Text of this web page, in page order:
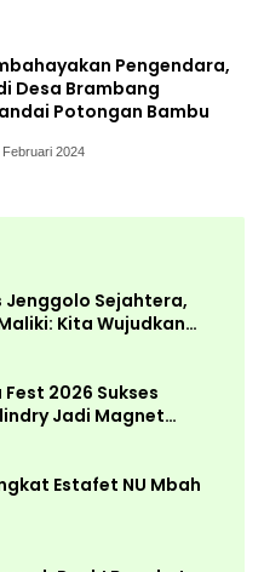
Pengendara,
Desa Brambang
Potongan Bambu
Februari 2024
Jenggolo Sejahtera,
Kita Wujudkan
dengan Potensi
2026 Sukses
Jadi Magnet
Estafet NU Mbah